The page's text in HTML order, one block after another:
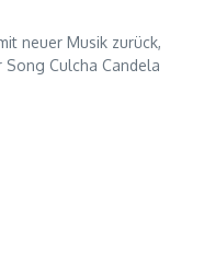
neuer Musik zurück,
Song Culcha Candela